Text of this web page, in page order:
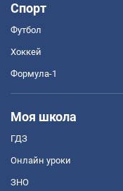
Спорт
Футбол
Хоккей
Формула-1
Моя школа
ГДЗ
Онлайн уроки
ЗНО